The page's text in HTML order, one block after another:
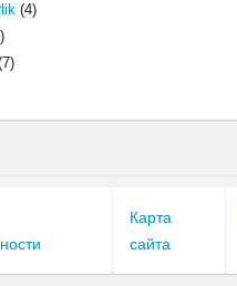
(4)
Карта
сайта